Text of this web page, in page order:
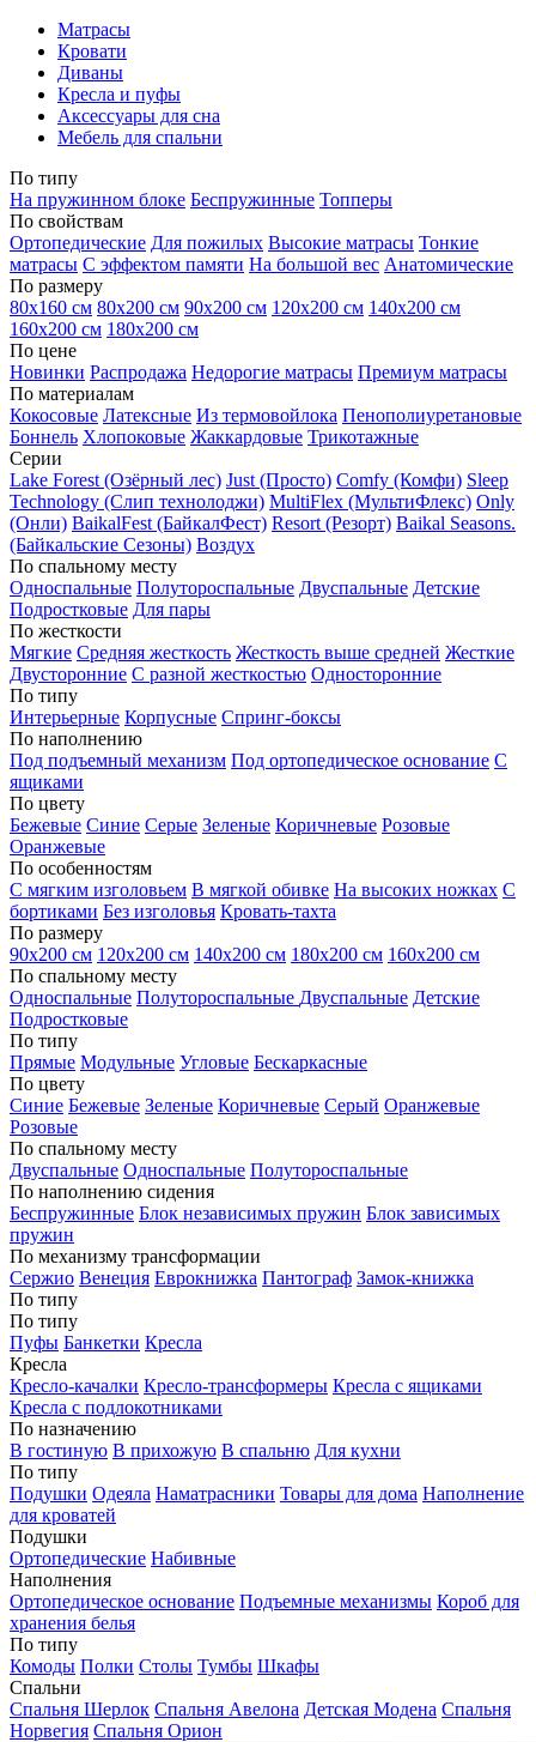
Матрасы
Кровати
Диваны
Кресла и пуфы
Аксессуары для сна
Мебель для спальни
По типу
На пружинном блоке Беспружинные Топперы
По свойствам
Ортопедические Для пожилых Высокие матрасы Тонкие
матрасы С эффектом памяти На большой вес Анатомические
По размеру
80х160 см 80х200 см 90х200 см 120х200 см 140х200 см
160х200 см 180х200 см
По цене
Новинки Распродажа Недорогие матрасы Премиум матрасы
По материалам
Кокосовые Латексные Из термовойлока Пенополиуретановые
Боннель Хлопоковые Жаккардовые Трикотажные
Серии
Lake Forest (Озёрный лес) Just (Просто) Comfy (Комфи) Sleep
Technology (Слип технолоджи) MultiFlex (МультиФлекс) Only
(Онли) BaikalFest (БайкалФест) Resort (Резорт) Baikal Seasons.
(Байкальские Сезоны) Воздух
По спальному месту
Односпальные Полутороспальные Двуспальные Детские
Подростковые Для пары
По жесткости
Мягкие Средняя жесткость Жесткость выше средней Жесткие
Двусторонние С разной жесткостью Односторонние
По типу
Интерьерные Корпусные Спринг-боксы
По наполнению
Под подъемный механизм Под ортопедическое основание С
ящиками
По цвету
Бежевые Синие Серые Зеленые Коричневые Розовые
Оранжевые
По особенностям
С мягким изголовьем В мягкой обивке На высоких ножках С
бортиками Без изголовья Кровать-тахта
По размеру
90х200 см 120х200 см 140х200 см 180х200 см 160х200 см
По спальному месту
Односпальные Полутороспальные Двуспальные Детские
Подростковые
По типу
Прямые Модульные Угловые Бескаркасные
По цвету
Синие Бежевые Зеленые Коричневые Серый Оранжевые
Розовые
По спальному месту
Двуспальные Односпальные Полутороспальные
По наполнению сидения
Беспружинные Блок независимых пружин Блок зависимых
пружин
По механизму трансформации
Сержио Венеция Еврокнижка Пантограф Замок-книжка
По типу
По типу
Пуфы Банкетки Кресла
Кресла
Кресло-качалки Кресло-трансформеры Кресла с ящиками
Кресла с подлокотниками
По назначению
В гостиную В прихожую В спальню Для кухни
По типу
Подушки Одеяла Наматрасники Товары для дома Наполнение
для кроватей
Подушки
Ортопедические Набивные
Наполнения
Ортопедическое основание Подъемные механизмы Короб для
хранения белья
По типу
Комоды Полки Столы Тумбы Шкафы
Спальни
Спальня Шерлок Спальня Авелона Детская Модена Спальня
Норвегия Спальня Орион